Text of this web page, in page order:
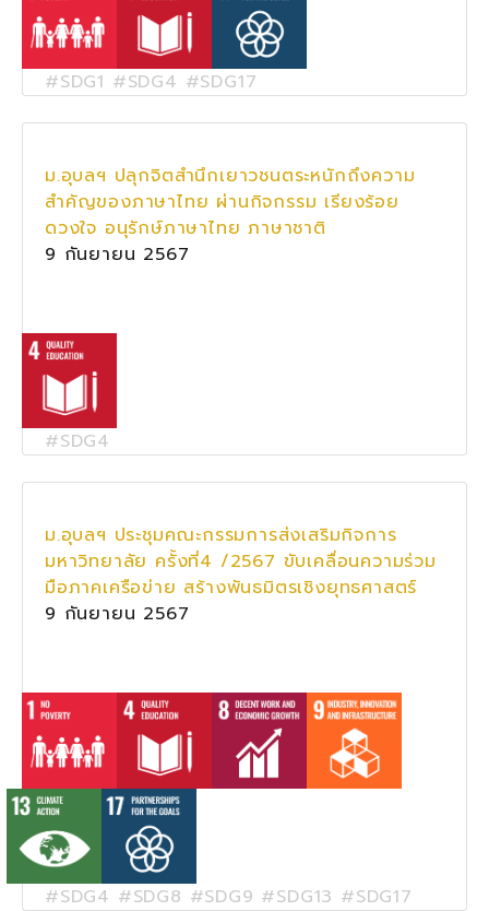
#SDG1 #SDG4 #SDG17
ม.อุบลฯ ปลุกจิตสำนึกเยาวชนตระหนักถึงความ
สำคัญของภาษาไทย ผ่านกิจกรรม เรียงร้อย
ดวงใจ อนุรักษ์ภาษาไทย ภาษาชาติ
9 กันยายน 2567
#SDG4
ม.อุบลฯ ประชุมคณะกรรมการส่งเสริมกิจการ
มหาวิทยาลัย ครั้งที่4 /2567 ขับเคลื่อนความร่วม
มือภาคเครือข่าย สร้างพันธมิตรเชิงยุทธศาสตร์
9 กันยายน 2567
#SDG4 #SDG8 #SDG9 #SDG13 #SDG17